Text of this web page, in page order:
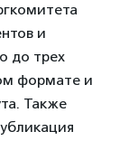
и
до трех
формате и
Также